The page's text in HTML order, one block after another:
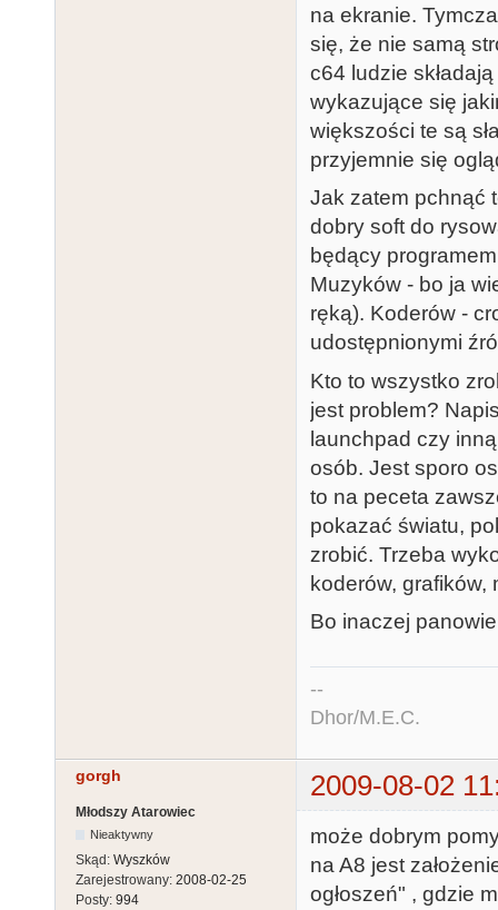
na ekranie.
się, że nie samą
c64 ludzie
wykazujące się
większości te są
przyjemnie się
Jak zatem pchnąć
dobry soft do
będący
Muzyków - bo ja
ręką). Koderów -
udostępnionymi
Kto to wszystko
jest problem?
launchpad czy
osób. Jest sporo
to na peceta
pokazać światu,
zrobić. Trzeba
koderów, grafików,
Bo inaczej
--
Dhor/M.E.C.
gorgh 2009-08-02
Młodszy Atarowiec
Nieaktywny
Skąd: Wyszków
Zarejestrowany: 2008-02-25
Posty: 994
może dobrym
na A8 jest
ogłoszeń" , gdzie